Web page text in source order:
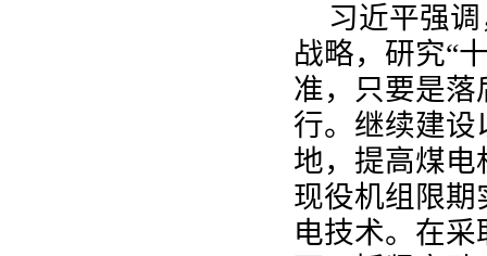
习近平强
战略，研究“
准，只要是
行。继续建
地，提高煤
现役机组限
电技术。在